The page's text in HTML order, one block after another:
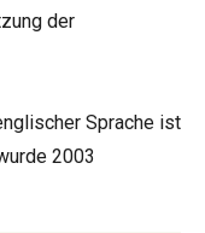
der
Sprache ist
2003